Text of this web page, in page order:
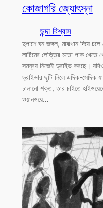
কোজাগরি জ্যোৎস্না
ছন্দা বিশ্বাস
দুপাশে ঘন জঙ্গল, মাঝখান দিয়ে
লাটিমের লেত্তির মতো পাক খেতে
সমন্বয় নিজেই ড্রাইভ করছে।
ড্রাইভার ছুটি নিলে এদিক-সেদিক
চালানো শক্ত, তার চাইতে
ওয়ানওয়ে…